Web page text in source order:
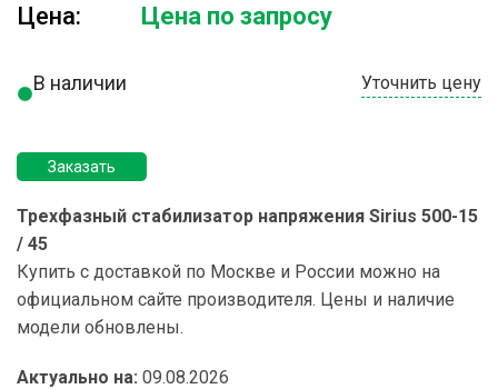
Цена: Цена по запросу
В наличии Уточнить цену
Заказать
Трехфазный стабилизатор напряжения Sirius 500-15
/ 45
Купить с доставкой по Москве и России можно на
официальном сайте производителя. Цены и наличие
модели обновлены.
Актуально на: 09.08.2026